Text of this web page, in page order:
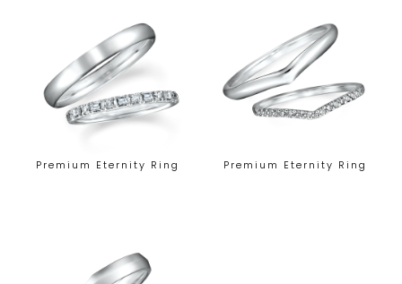
Premium Eternity Ring Premium Eternity Ring